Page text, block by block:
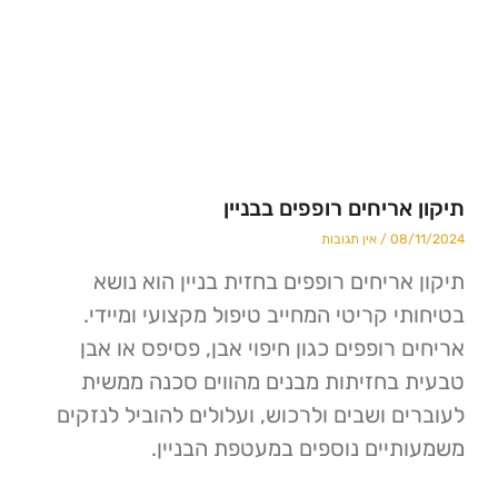
רופפים בבניין
אין תגובות
רופפים בחזית בניין הוא נושא
קריטי המחייב טיפול מקצועי ומיידי.
רופפים כגון חיפוי אבן, פסיפס או אבן
מבנים מהווים סכנה ממשית
ושבים ולרכוש, ועלולים להוביל לנזקים
נוספים במעטפת הבניין.